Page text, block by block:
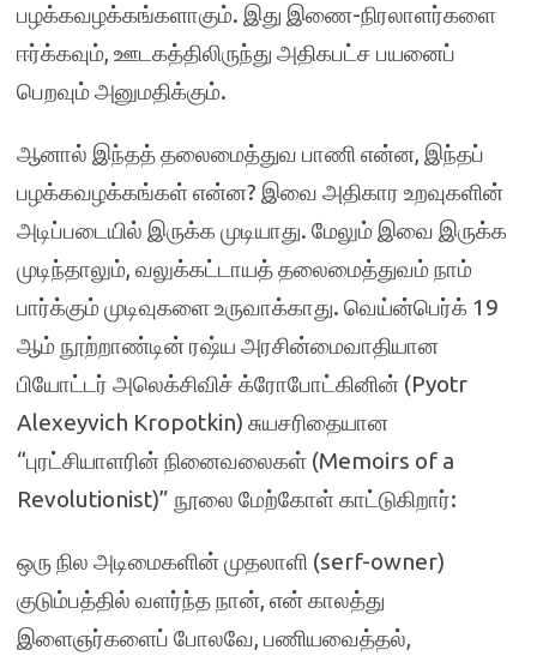
பழக்கவழக்கங்களாகும். இது இணை-நிரலாளர்களை
ஈர்க்கவும், ஊடகத்திலிருந்து அதிகபட்ச பயனைப்
பெறவும் அனுமதிக்கும்.
ஆனால் இந்தத் தலைமைத்துவ பாணி என்ன, இந்தப்
பழக்கவழக்கங்கள் என்ன? இவை அதிகார உறவுகளின்
அடிப்படையில் இருக்க முடியாது. மேலும் இவை இருக்க
முடிந்தாலும், வலுக்கட்டாயத் தலைமைத்துவம் நாம்
பார்க்கும் முடிவுகளை உருவாக்காது. வெய்ன்பெர்க் 19
ஆம் நூற்றாண்டின் ரஷ்ய அரசின்மைவாதியான
பியோட்டர் அலெக்சிவிச் க்ரோபோட்கினின் (Pyotr
Alexeyvich Kropotkin) சுயசரிதையான
“புரட்சியாளரின் நினைவலைகள் (Memoirs of a
Revolutionist)” நூலை மேற்கோள் காட்டுகிறார்:
ஒரு நில அடிமைகளின் முதலாளி (serf-owner)
குடும்பத்தில் வளர்ந்த நான், என் காலத்து
இளைஞர்களைப் போலவே, பணியவைத்தல்,